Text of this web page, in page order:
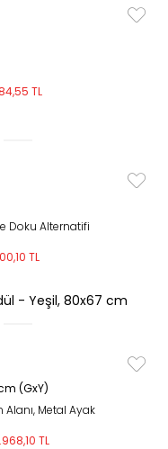
TL
Doku Alternatifi
TL
(GxY)
Alanı, Metal Ayak
TL